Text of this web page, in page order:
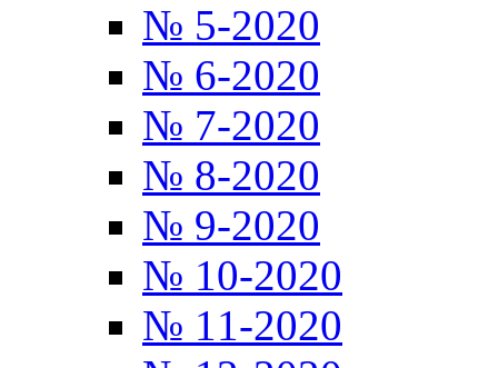
№ 5-2020
№ 6-2020
№ 7-2020
№ 8-2020
№ 9-2020
№ 10-2020
№ 11-2020